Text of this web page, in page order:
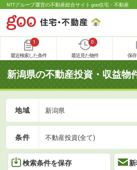
NTTグループ運営の不動産総合サイト goo住宅・不動産
1
最近検索した条件
0
最近見た物件 保
新潟県の不動産投資・収益物
地域 新潟県
条件 不動産投資(全て)
検索条件を保存